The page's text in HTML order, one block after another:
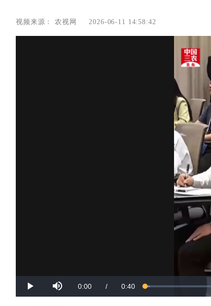
视频来源：农视网 2026-06-11 14:58:42
Play Current
0:00 / Duration
0:40 Loaded:
0%
Progress:
0%